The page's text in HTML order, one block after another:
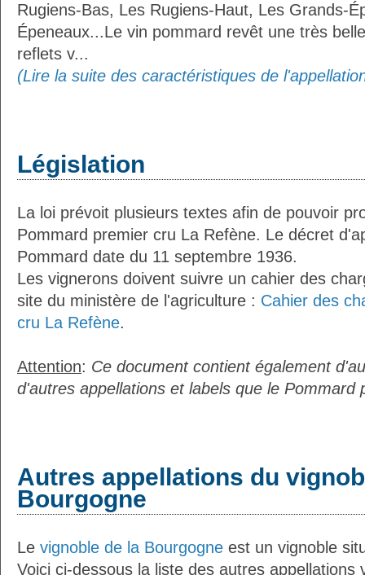
Rugiens-Bas, Les Rugiens-Haut, Les Grands-
Épeneaux...Le vin pommard revêt une très
reflets v...
(Lire la suite des caractéristiques de
Législation
La loi prévoit plusieurs textes afin de pouvoir
Pommard premier cru La Refène. Le décret
Pommard date du 11 septembre 1936.
Les vignerons doivent suivre un cahier des
site du ministère de l'agriculture : Cahier des
cru La Refène.
Attention: Ce document contient également
d'autres appellations et labels que le Pommard
Autres appellations du
Bourgogne
Le vignoble de la Bourgogne est un vignoble
Voici ci-dessous la liste des autres appellations